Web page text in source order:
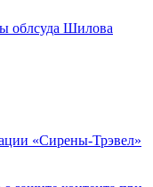
облсуда Шилова
«Сирены-Трэвел»